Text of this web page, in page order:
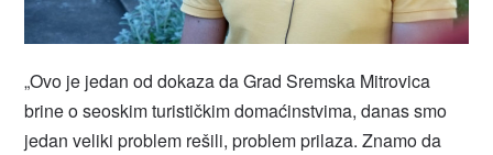
„Ovo je jedan od dokaza da Grad Sremska Mitrovica
brine o seoskim turističkim domaćinstvima, danas smo
jedan veliki problem rešili, problem prilaza. Znamo da